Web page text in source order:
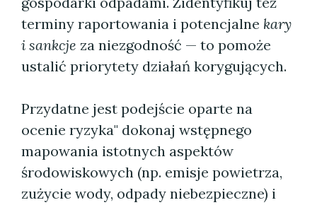
terminy raportowania i potencjalne kary
i sankcje za niezgodność — to pomoże
ustalić priorytety działań korygujących.
Przydatne jest podejście oparte na
ocenie ryzyka" dokonaj wstępnego
mapowania istotnych aspektów
środowiskowych (np. emisje powietrza,
zużycie wody, odpady niebezpieczne) i